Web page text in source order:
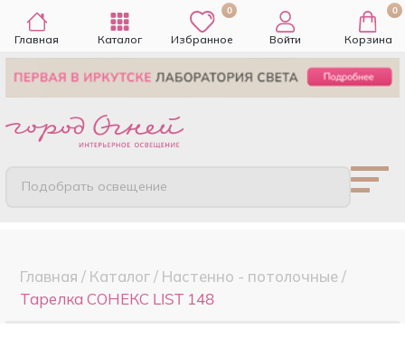
Главная Каталог
0
Избранное Войти
0
Корзина
Подобрать освещение
Главная / Каталог/ Настенно - потолочные/
Тарелка СОНЕКС LIST 148